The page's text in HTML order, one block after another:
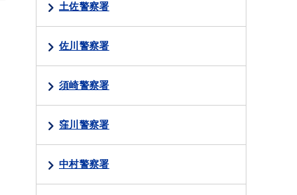
土佐警察署
佐川警察署
須崎警察署
窪川警察署
中村警察署